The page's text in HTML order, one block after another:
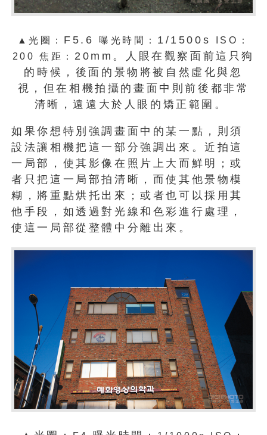
▲光圈： F5.6曝光時間： 1/1500s ISO
：
200焦距： 20mm。人眼在觀察面前這只狗
的時候，後面的景物將被自然虛化與忽
視，但在相機拍攝的畫面中則前後都非常
清晰，遠遠大於人眼的矯正範圍。
如果你想特別強調畫面中的某一點，則須
設法讓相機把這一部分強調出來。近拍這
一局部，使其影像在照片上大而鮮明；或
者只把這一局部拍清晰，而使其他景物模
糊，將重點烘托出來；或者也可以採用其
他手段，如透過對光線和色彩進行處理，
使這一局部從整體中分離出來。